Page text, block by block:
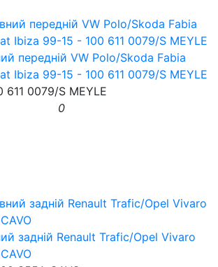
передній VW Polo/Skoda Fabia
Ibiza 99-15 - 100 611 0079/S MEYLE
611 0079/S MEYLE
0
задній Renault Trafic/Opel Vivaro